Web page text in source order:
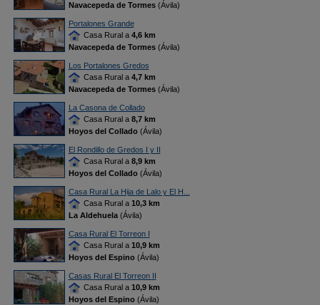
Navacepeda de Tormes(Ávila)
Portalones Grande
Casa Rural a 4,6 km
Navacepeda de Tormes(Ávila)
Los Portalones Gredos
Casa Rural a 4,7 km
Navacepeda de Tormes(Ávila)
La Casona de Collado
Casa Rural a 8,7 km
Hoyos del Collado(Ávila)
El Rondillo de Gredos I y II
Casa Rural a 8,9 km
Hoyos del Collado(Ávila)
Casa Rural La Hija de Lalo y El H...
Casa Rural a 10,3 km
La Aldehuela(Ávila)
Casa Rural El Torreon I
Casa Rural a 10,9 km
Hoyos del Espino(Ávila)
Casas Rural El Torreon II
Casa Rural a 10,9 km
Hoyos del Espino(Ávila)